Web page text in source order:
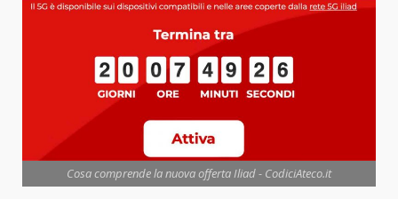
Cosa comprende la nuova offerta Iliad - CodiciAteco.it